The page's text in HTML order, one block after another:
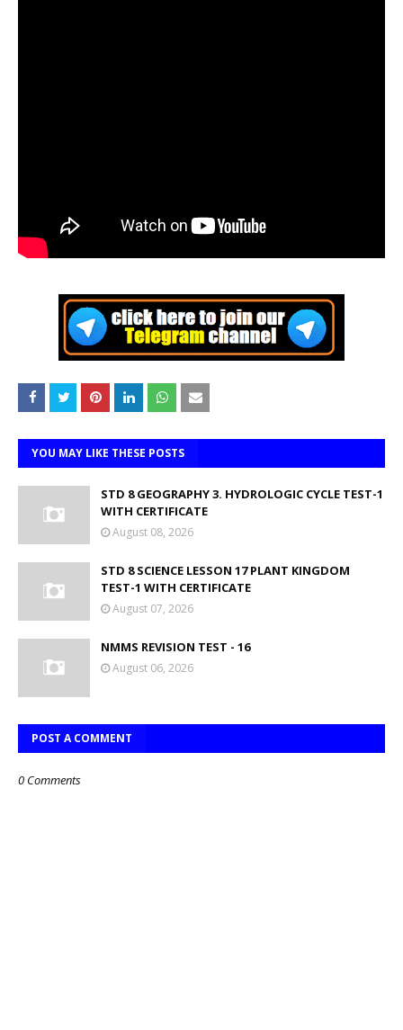
YOU MAY LIKE THESE POSTS
STD 8 GEOGRAPHY 3. HYDROLOGIC CYCLE TEST-1
WITH CERTIFICATE
August 08, 2026
STD 8 SCIENCE LESSON 17 PLANT KINGDOM
TEST-1 WITH CERTIFICATE
August 07, 2026
NMMS REVISION TEST - 16
August 06, 2026
POST A COMMENT
0 Comments